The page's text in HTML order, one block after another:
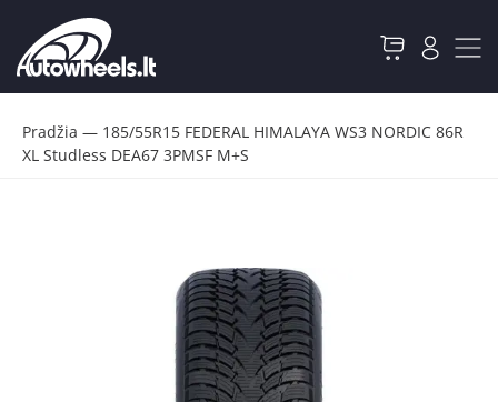
Pradžia — 185/55R15 FEDERAL HIMALAYA WS3 NORDIC 86R
XL Studless DEA67 3PMSF M+S